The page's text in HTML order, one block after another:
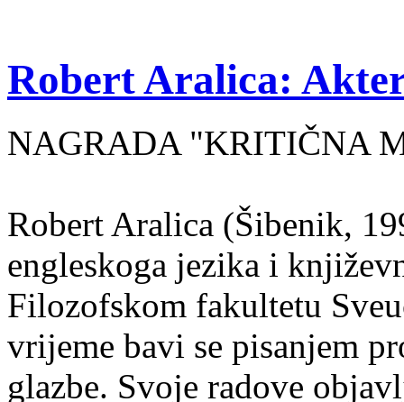
Robert Aralica:
NAGRADA "KRITIČNA
Robert Aralica (Šibenik,
engleskoga jezika i
Filozofskom fakultetu
vrijeme bavi se pisanjem
glazbe. Svoje radove